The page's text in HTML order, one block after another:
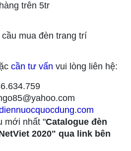
trên 5tr
mua đèn trang trí
cần tư vấn vui lòng liên hệ:
mới nhất "Catalogue đèn
2020" qua link bên